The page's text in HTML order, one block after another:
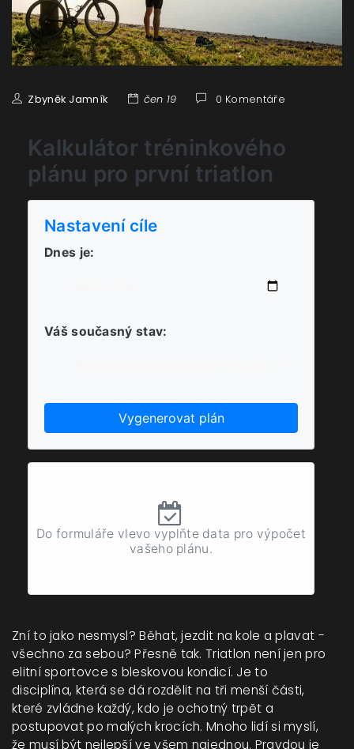
Zbyněk Jamník čen 19 0 Komentáře
Kalkulátor tréninkového
plánu pro první triatlon
Nastavení cíle
Dnes je:
Váš současný stav:
Vygenerovat plán
Do formuláře vlevo vyplňte data pro výpočet
vašeho plánu.
Zní to jako nesmysl? Běhat, jezdit na kole a plavat -
všechno za sebou? Přesně tak. Triatlon není jen pro
elitní sportovce s bleskovou kondicí. Je to
disciplína, která se dá rozdělit na tři menší části,
které zvládne každý, kdo je ochotný trpět a
postupovat po malých krocích. Mnoho lidí si myslí,
že musí být nejlepší ve všem najednou. Pravdou je